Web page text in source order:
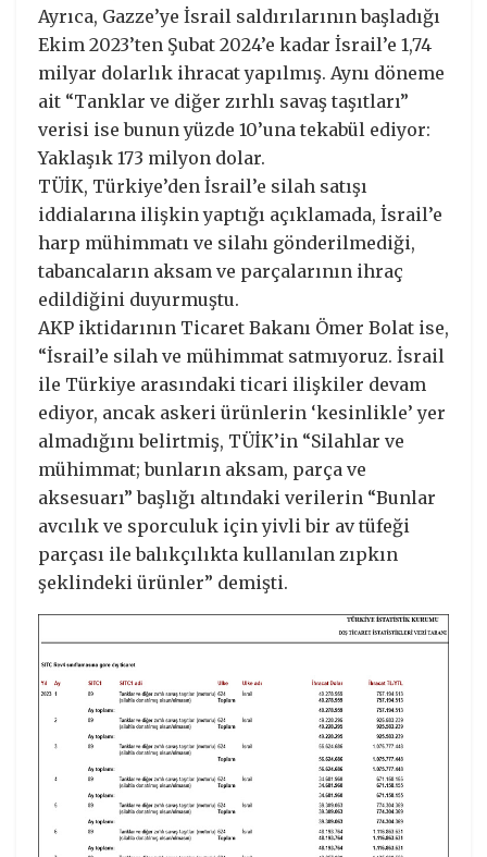
Ayrıca, Gazze’ye İsrail saldırılarının başladığı
Ekim 2023’ten Şubat 2024’e kadar İsrail’e 1,74
milyar dolarlık ihracat yapılmış. Aynı döneme
ait “Tanklar ve diğer zırhlı savaş taşıtları”
verisi ise bunun yüzde 10’una tekabül ediyor:
Yaklaşık 173 milyon dolar.
TÜİK, Türkiye’den İsrail’e silah satışı
iddialarına ilişkin yaptığı açıklamada, İsrail’e
harp mühimmatı ve silahı gönderilmediği,
tabancaların aksam ve parçalarının ihraç
edildiğini duyurmuştu.
AKP iktidarının Ticaret Bakanı Ömer Bolat ise,
“İsrail’e silah ve mühimmat satmıyoruz. İsrail
ile Türkiye arasındaki ticari ilişkiler devam
ediyor, ancak askeri ürünlerin ‘kesinlikle’ yer
almadığını belirtmiş, TÜİK’in “Silahlar ve
mühimmat; bunların aksam, parça ve
aksesuarı” başlığı altındaki verilerin “Bunlar
avcılık ve sporculuk için yivli bir av tüfeği
parçası ile balıkçılıkta kullanılan zıpkın
şeklindeki ürünler” demişti.